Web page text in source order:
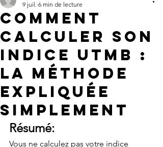
Comment
calculer son
indice UTMB :
la méthode
expliquée
simplement
9 juil. 6 min de lecture
Résumé:
Vous ne calculez pas votre indice